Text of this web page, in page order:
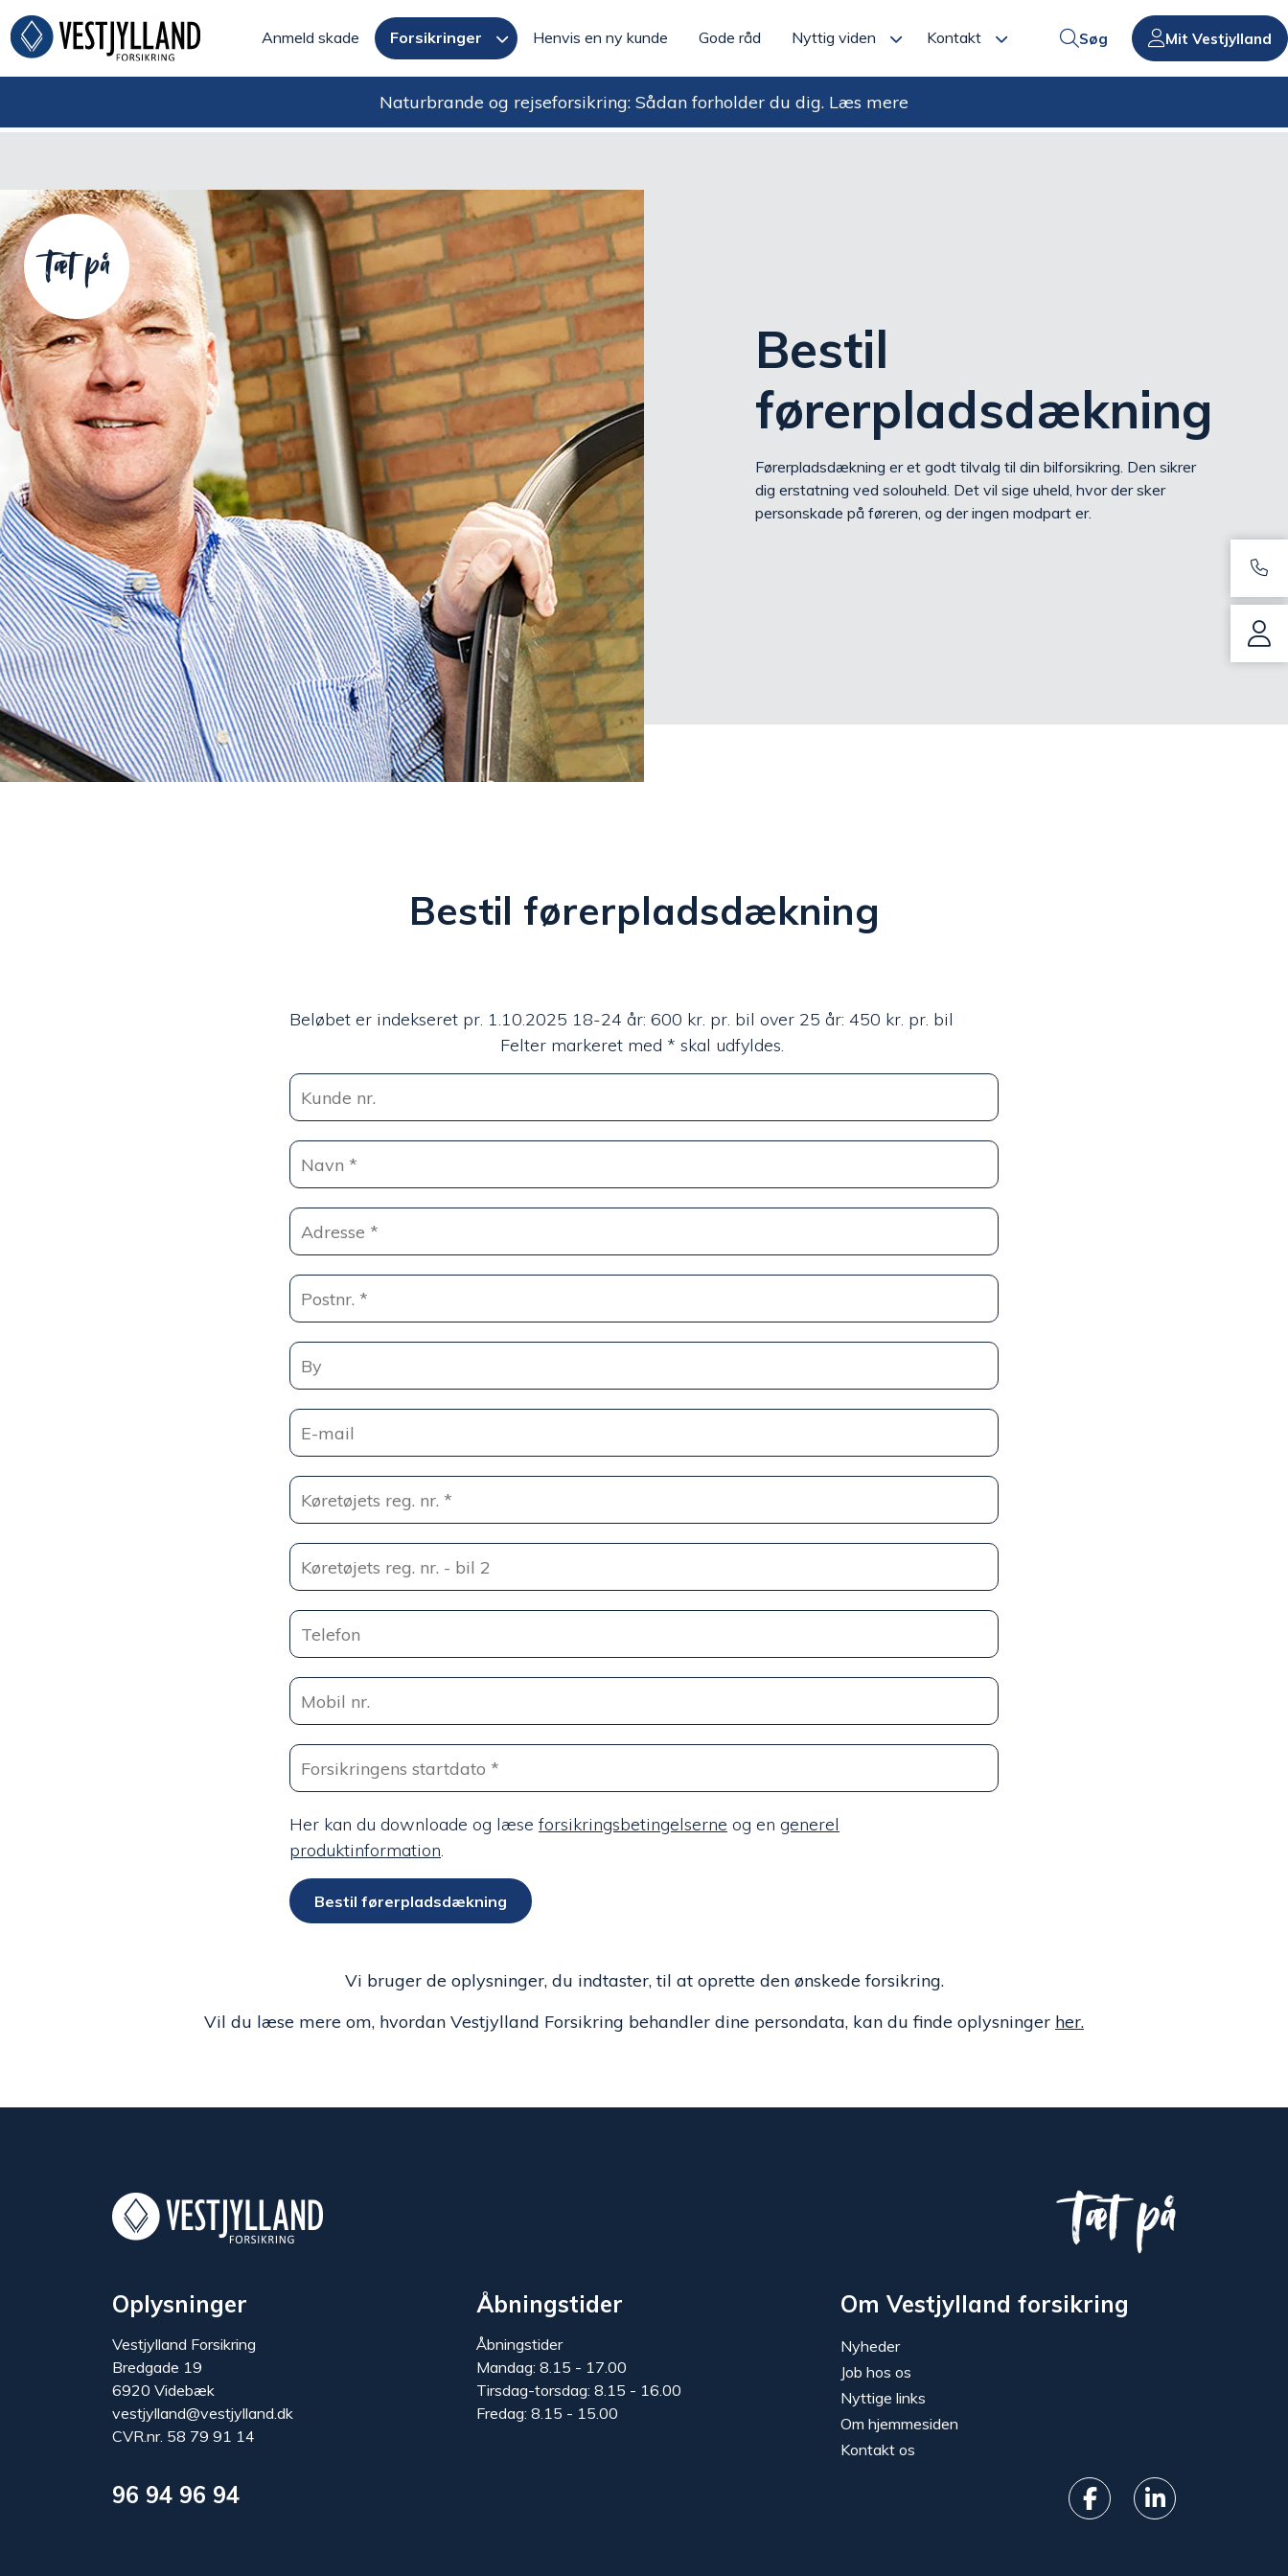
Anmeld skade Forsikringer Henvis en ny kunde Gode råd Nyttig viden Kontakt Søg Mit Vestjylland
Naturbrande og rejseforsikring: Sådan forholder du dig. Læs mere
Bestil
førerpladsdækning
Førerpladsdækning er et godt tilvalg til din bilforsikring. Den sikrer
dig erstatning ved solouheld. Det vil sige uheld, hvor der sker
personskade på føreren, og der ingen modpart er.
Tæt på
Bestil førerpladsdækning
Beløbet er indekseret pr. 1.10.2025 18-24 år: 600 kr. pr. bil over 25 år: 450 kr. pr. bil
Felter markeret med * skal udfyldes.
Her kan du downloade og læse forsikringsbetingelserne og en generel
produktinformation.
Bestil førerpladsdækning
Vi bruger de oplysninger, du indtaster, til at oprette den ønskede forsikring.
Vil du læse mere om, hvordan Vestjylland Forsikring behandler dine persondata, kan du finde oplysninger her.
Tæt på
Oplysninger
Vestjylland Forsikring
Bredgade 19
6920 Videbæk
vestjylland@vestjylland.dk
CVR.nr. 58 79 91 14
Åbningstider
Åbningstider
Mandag: 8.15 - 17.00
Tirsdag-torsdag: 8.15 - 16.00
Fredag: 8.15 - 15.00
Om Vestjylland forsikring
Nyheder
Job hos os
Nyttige links
Om hjemmesiden
Kontakt os
96 94 96 94